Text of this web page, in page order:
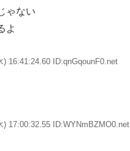
ゃない
よ
) 16:41:24.60 ID:qnGqounF0.net
) 17:00:32.55 ID:WYNmBZMO0.net